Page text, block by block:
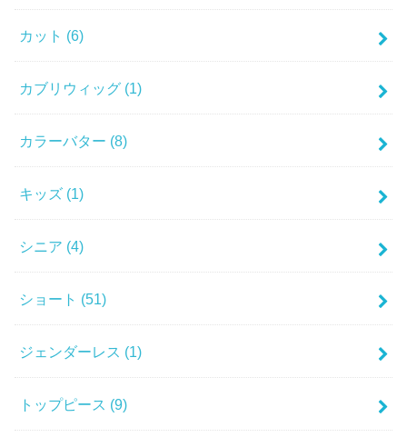
カット (6)
カブリウィッグ (1)
カラーバター (8)
キッズ (1)
シニア (4)
ショート (51)
ジェンダーレス (1)
トップピース (9)